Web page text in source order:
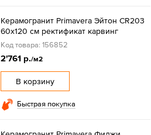
Керамогранит Primavera Эйтон CR203
60x120 см ректификат карвинг
Код товара: 156852
2'761 р./м2
В корзину
Быстрая покупка